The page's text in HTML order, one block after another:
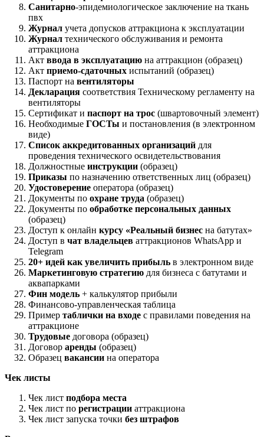
Санитарно-эпидемиологическое заключение на ткань
пвх
Журнал учета допусков аттракциона к эксплуатации
Журнал технического обслуживания и ремонта
аттракциона
Акт ввода в эксплуатацию на аттракцион (образец)
Акт приемо-сдаточных испытаний (образец)
Паспорт на вентиляторы
Декларация соответствия Техническому регламенту на
вентиляторы
Сертификат и паспорт на трос (швартовочный элемент)
Необходимые ГОСТы и постановления (в электронном
виде)
Список аккредитованных организаций для
проведения технического освидетельствования
Должностные инструкции (образец)
Приказы по назначению ответственных лиц (образец)
Удостоверение оператора (образец)
Документы по охране труда (образец)
Документы по обработке персональных данных
(образец)
Доступ к онлайн курсу «Реальный бизнес на батутах»
Доступ в чат владельцев аттракционов WhatsApp и
Telegram
20+ идей как увеличить прибыль в электронном виде
Маркетинговую стратегию для бизнеса с батутами и
аквапарками
Фин модель + калькулятор прибыли
Финансово-управленческая таблица
Пример таблички на входе с правилами поведения на
аттракционе
Трудовые договора (образец)
Договор аренды (образец)
Образец вакансии на оператора
Чек листы
Чек лист подбора места
Чек лист по регистрации аттракциона
Чек лист запуска точки без штрафов